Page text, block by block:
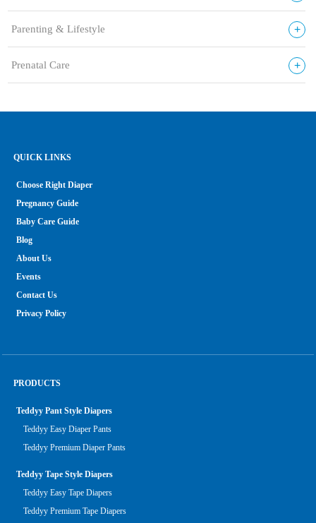
Parenting & Lifestyle +
Prenatal Care +
QUICK LINKS
Choose Right Diaper
Pregnancy Guide
Baby Care Guide
Blog
About Us
Events
Contact Us
Privacy Policy
PRODUCTS
Teddyy Pant Style Diapers
Teddyy Easy Diaper Pants
Teddyy Premium Diaper Pants
Teddyy Tape Style Diapers
Teddyy Easy Tape Diapers
Teddyy Premium Tape Diapers